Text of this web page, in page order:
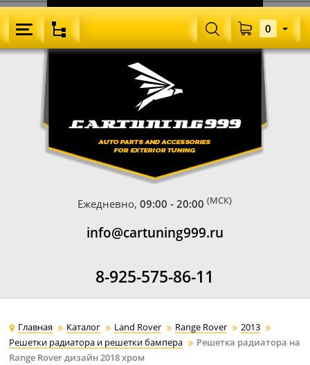
Ежедневно,09:00 - 20:00 (МСК)
info@cartuning999.ru
8-925-575-86-11
0
Главная Каталог Land Rover Range Rover
2013
Решетки радиатора и решетки бампера
Решетка радиатора на
Range Rover дизайн 2018 хром